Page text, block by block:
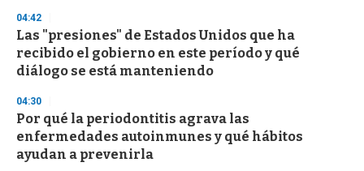
d
s
o
f
3
s
e
c
o
n
04:42
Las "presiones" de Estados Unidos que ha
recibido el gobierno en este período y qué
diálogo se está manteniendo
04:30
Por qué la periodontitis agrava las
enfermedades autoinmunes y qué hábitos
ayudan a prevenirla